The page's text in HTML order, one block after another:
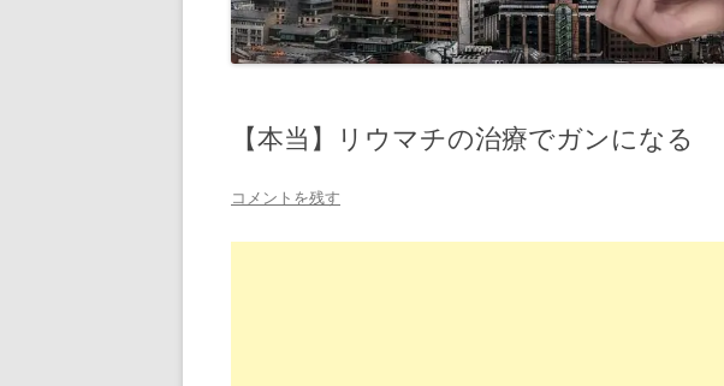
【本当】リウマチの治療でガンになる
コメントを残す